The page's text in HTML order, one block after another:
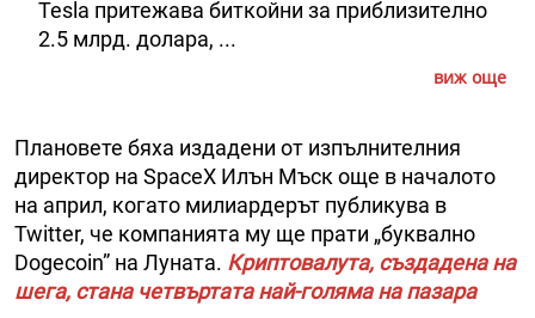
Tesla притежава биткойни за приблизително
2.5 млрд. долара, ...
виж още
Плановете бяха издадени от изпълнителния
директор на SpaceX Илън Мъск още в началото
на април, когато милиардерът публикува в
Twitter, че компанията му ще прати „буквално
Dogecoin” на Луната. Криптовалута, създадена на
шега, стана четвъртата най-голяма на пазара